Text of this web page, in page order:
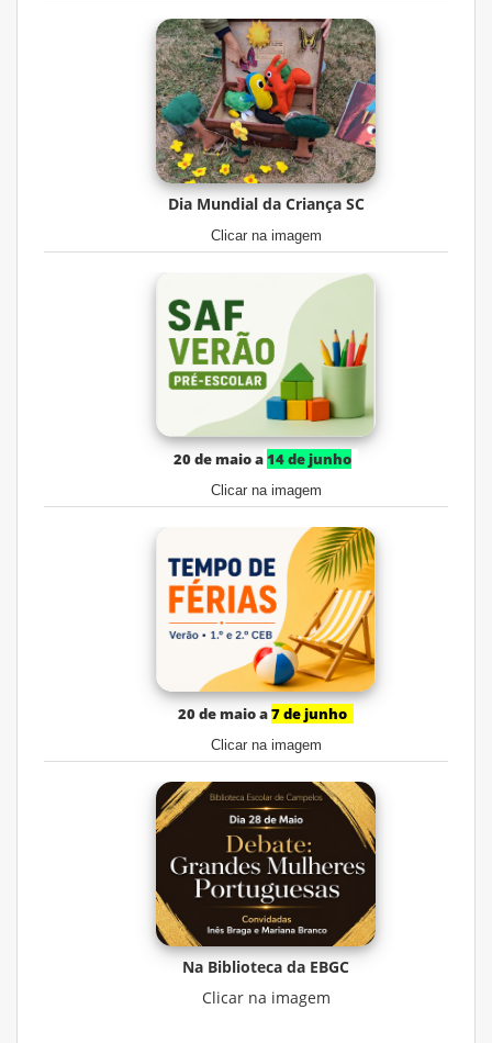
Dia Mundial da Criança SC
Clicar na imagem
20 de maio a14 de junho
Clicar na imagem
20 de maio a7 de junho
Clicar na imagem
Na Biblioteca da EBGC
Clicar na imagem